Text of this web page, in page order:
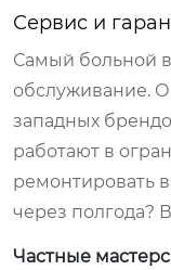
Сервис и
Самый больной
обслуживание.
западных
работают в
ремонтировать
через полгода?
Частные